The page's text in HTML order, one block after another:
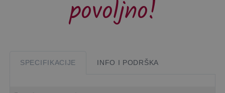
povoljno!
SPECIFIKACIJE INFO I PODRŠKA